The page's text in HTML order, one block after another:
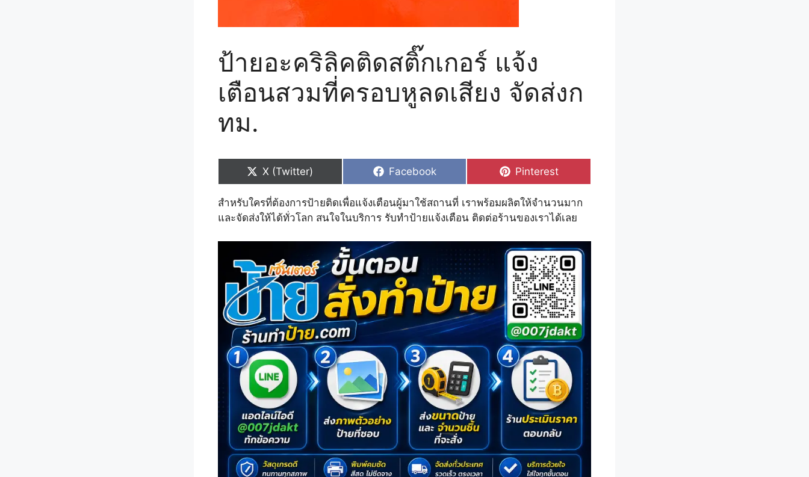
ป้ายอะคริลิคติดสติ๊กเกอร์ แจ้ง
เตือนสวมที่ครอบหูลดเสียง จัดส่งก
ทม.
Share
X (Twitter)
Share
Facebook
Share
Pinterest
สำหรับใครที่ต้องการป้ายติดเพื่อแจ้งเตือนผู้มาใช้สถานที่ เราพร้อมผลิตให้จำนวนมาก
และจัดส่งให้ได้ทั่วโลก สนใจในบริการ รับทำป้ายแจ้งเตือน ติดต่อร้านของเราได้เลย